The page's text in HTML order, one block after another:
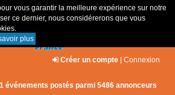
vous garantir la meilleure expérience sur notre
ce dernier, nous considérerons que vous
plus
Créer un compte | Connexion
événements postés parmi 5486 annonceurs